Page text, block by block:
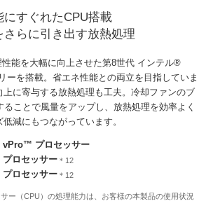
すぐれたCPU搭載
らに引き出す放熱処理
性能を大幅に向上させた第8世代 インテル®
を搭載。省エネ性能との両立を目指していま
に寄与する放熱処理も工夫。冷却ファンのブ
ことで風量をアップし、放熱処理を効率よく
減にもつながっています。
vPro™ プロセッサー
ロセッサー ＊12
ロセッサー ＊12
ー（CPU）の処理能力は、お客様の本製品の使用状況